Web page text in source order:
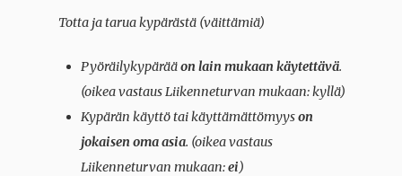
Totta ja tarua kypärästä (väittämiä)
Pyöräilykypärääon lain mukaan käytettävä.
(oikea vastaus Liikenneturvan mukaan: kyllä)
Kypärän käyttö tai käyttämättömyyson
jokaisen oma asia. (oikea vastaus
Liikenneturvan mukaan:ei)